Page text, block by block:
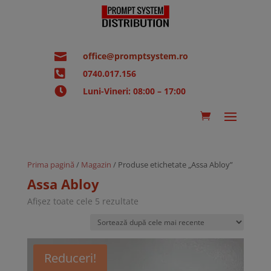
 office@promptsystem.ro
 0740.017.156
 Luni-Vineri: 08:00 – 17:00
Prima pagină / Magazin / Produse etichetate „Assa Abloy”
Assa Abloy
Afișez toate cele 5 rezultateSortat
cele
mai
recente
Reduceri!